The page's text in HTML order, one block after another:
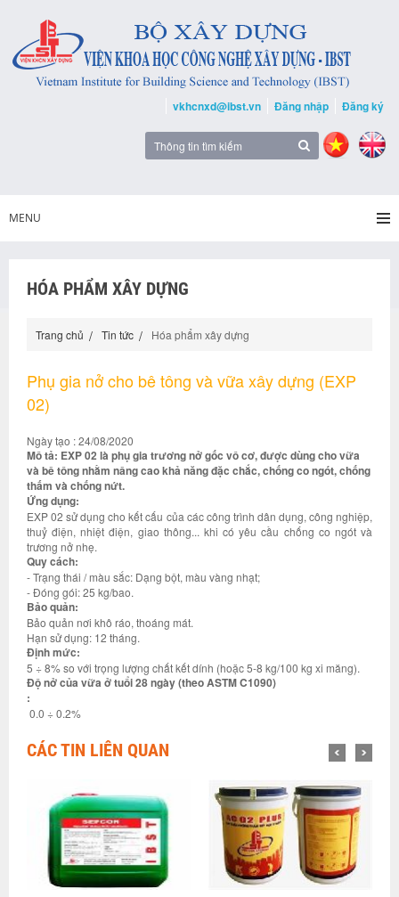
vkhcnxd@ibst.vn Đăng nhập Đăng ký
MENU
HÓA PHẨM XÂY DỰNG
Trang chủ Tin tức Hóa phẩm xây dựng
Phụ gia nở cho bê tông và vữa xây dựng (EXP
02)
Ngày tạo : 24/08/2020
Mô tả: EXP 02 là phụ gia trương nở gốc vô cơ, được dùng cho vữa
và bê tông nhằm nâng cao khả năng đặc chắc, chống co ngót, chống
thấm và chống nứt.
Ứng dụng:
EXP 02 sử dụng cho kết cấu của các công trình dân dụng, công nghiệp,
thuỷ điện, nhiệt điện, giao thông... khi có yêu cầu chống co ngót và
trương nở nhẹ.
Quy cách:
- Trạng thái / màu sắc: Dạng bột, màu vàng nhạt;
- Đóng gói: 25 kg/bao.
Bảo quản:
Bảo quản nơi khô ráo, thoáng mát.
Hạn sử dụng: 12 tháng.
Định mức:
5 ÷ 8% so với trọng lượng chất kết dính (hoặc 5-8 kg/100 kg xi măng).
Độ nở của vữa ở tuổi 28 ngày (theo ASTM C1090)
:
0.0 ÷ 0.2%
CÁC TIN LIÊN QUAN